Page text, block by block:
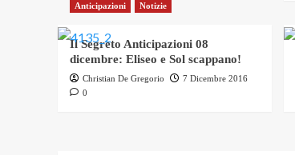
Anticipazioni Notizie
Il Segreto Anticipazioni 08
dicembre: Eliseo e Sol scappano!
Christian De Gregorio
7 Dicembre 2016
0